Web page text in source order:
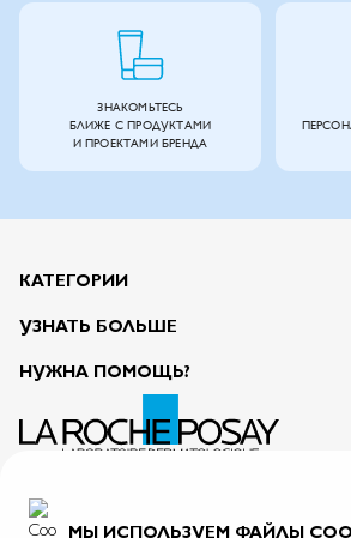
ЗНАКОМЬТЕСЬ
БЛИЖЕ С ПРОДУКТАМИ
И ПРОЕКТАМИ БРЕНДА
КАТЕГОРИИ
УЗНАТЬ БОЛЬШЕ
НУЖНА ПОМОЩЬ?
125047, г. Москва, вн.тер.г. муниципальный округ Тверской, пл. Тверская
ИНН 7726059896МЫ ИСПОЛЬЗУЕМ ФАЙЛЫ